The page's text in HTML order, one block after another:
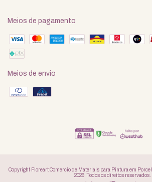
Meios de pagamento
Meios de envio
Copyright Floreart Comercio de Materiais para Pintura em
2026. Todos os direitos reservados.